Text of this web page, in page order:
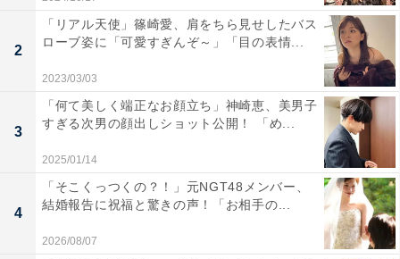
2
「リアル天使」篠崎愛、肩をちら見せしたバス
ローブ姿に「可愛すぎんぞ～」「目の表情...
2023/03/03
3
「何て美しく端正なお顔立ち」神崎恵、美男子
すぎる次男の顔出しショット公開！ 「め...
2025/01/14
4
「そこくっつくの？！」元NGT48メンバー、
結婚報告に祝福と驚きの声！「お相手の...
2026/08/07